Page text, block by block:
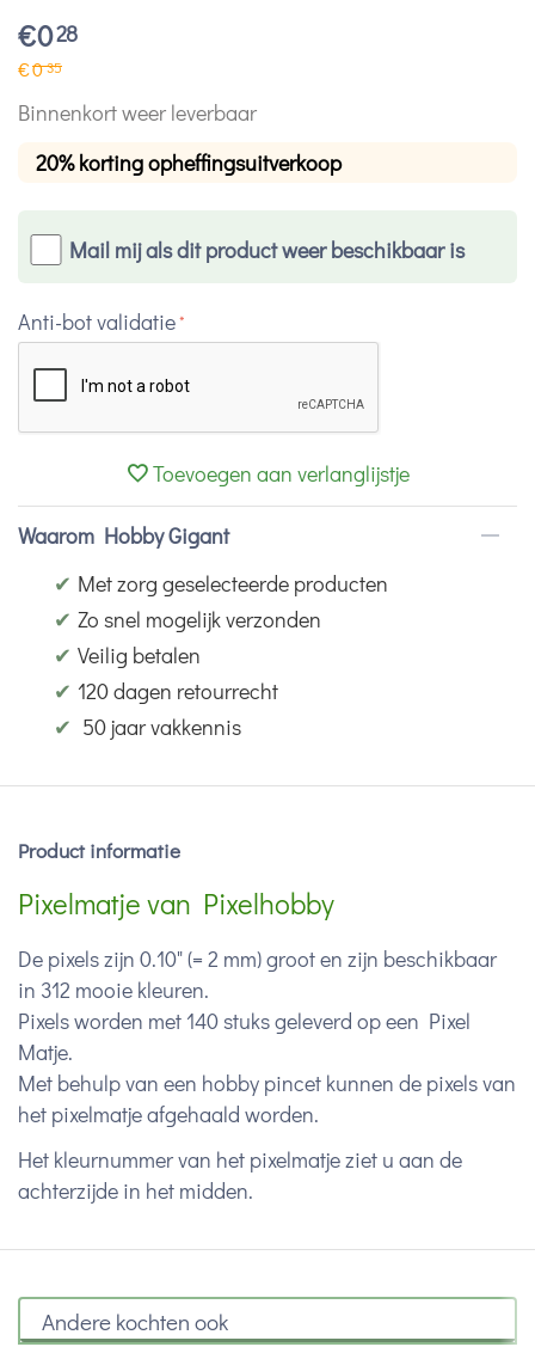
€028
€035
Binnenkort weer leverbaar
20% korting opheffingsuitverkoop
Mail mij als dit product weer beschikbaar is
Anti-bot validatie
Toevoegen aan verlanglijstje
Waarom Hobby Gigant
✔ Met zorg geselecteerde producten
✔ Zo snel mogelijk verzonden
✔ Veilig betalen
✔ 120 dagen retourrecht
✔ 50 jaar vakkennis
Product informatie
Pixelmatje van Pixelhobby
De pixels zijn 0.10" (= 2 mm) groot en zijn beschikbaar
in 312 mooie kleuren.
Pixels worden met 140 stuks geleverd op een Pixel
Matje.
Met behulp van een hobby pincet kunnen de pixels van
het pixelmatje afgehaald worden.
Het kleurnummer van het pixelmatje ziet u aan de
achterzijde in het midden.
Andere kochten ook